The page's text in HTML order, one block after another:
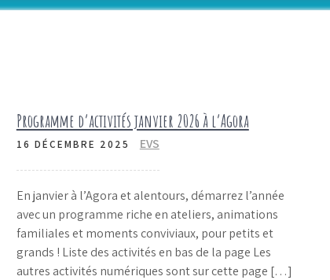
Programme d’activités janvier 2026 à l’Agora
16 DÉCEMBRE 2025 EVS
En janvier à l’Agora et alentours, démarrez l’année
avec un programme riche en ateliers, animations
familiales et moments conviviaux, pour petits et
grands ! Liste des activités en bas de la page Les
autres activités numériques sont sur cette page […]